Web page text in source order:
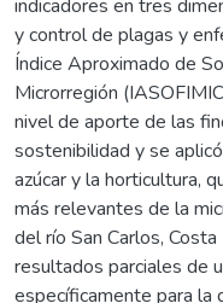
indicadores en tres
y control de plagas y
Índice Aproximado de
Microrregión
nivel de aporte de las
sostenibilidad y se
azúcar y la horticultura,
más relevantes de la
del río San Carlos,
resultados parciales de
específicamente para la